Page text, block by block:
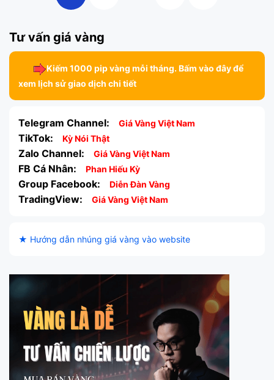
bài
viết
Tư vấn giá vàng
Kiếm 1000 pip vàng mỗi tháng. Bấm vào đây để
xem lịch sử giao dịch chi tiết
Telegram Channel: Giá Vàng Việt Nam
TikTok: Kỳ Nói Thật
Zalo Channel: Giá Vàng Việt Nam
FB Cá Nhân: Phan Hiếu Kỳ
Group Facebook: Diễn Đàn Vàng
TradingView: Giá Vàng Việt Nam
★ Hướng dẫn nhúng giá vàng vào website